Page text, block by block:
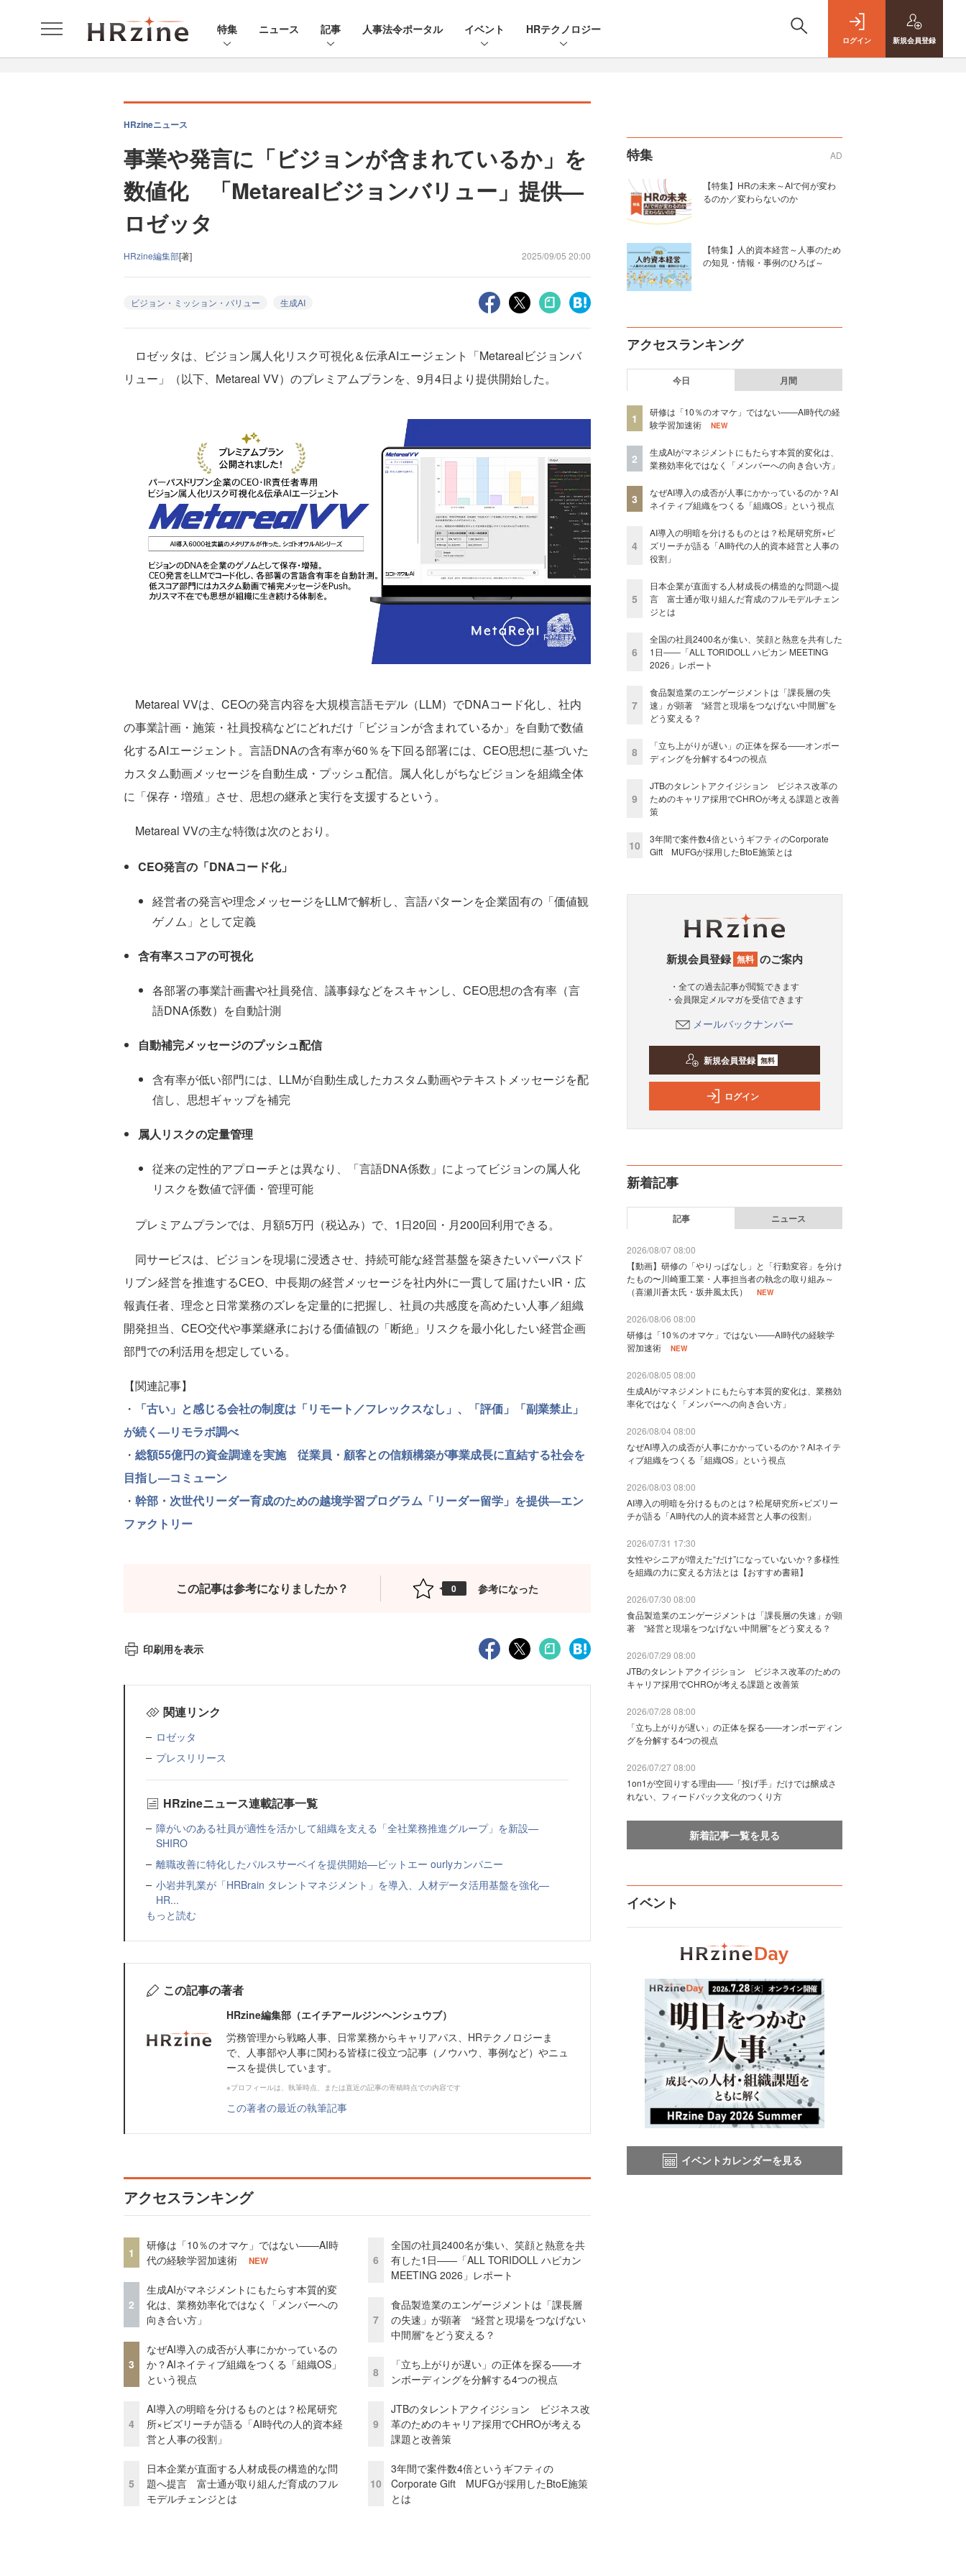
特集 ニュース 記事 人事法令ポータル イベント HRテクノロジー
ログイン 新規会員登録
HRzineニュース
事業や発言に「ビジョンが含まれているか」を
数値化 「Metarealビジョンバリュー」提供—
ロゼッタ
HRzine編集部[著] 2025/09/05 20:00
ビジョン・ミッション・バリュー 生成AI
ロゼッタは、ビジョン属人化リスク可視化＆伝承AIエージェント「Metarealビジョンバ
リュー」（以下、Metareal VV）のプレミアムプランを、9月4日より提供開始した。
Metareal VVは、CEOの発言内容を大規模言語モデル（LLM）でDNAコード化し、社内
の事業計画・施策・社員投稿などにどれだけ「ビジョンが含まれているか」を自動で数値
化するAIエージェント。言語DNAの含有率が60％を下回る部署には、CEO思想に基づいた
カスタム動画メッセージを自動生成・プッシュ配信。属人化しがちなビジョンを組織全体
に「保存・増殖」させ、思想の継承と実行を支援するという。
Metareal VVの主な特徴は次のとおり。
CEO発言の「DNAコード化」
経営者の発言や理念メッセージをLLMで解析し、言語パターンを企業固有の「価値観
ゲノム」として定義
含有率スコアの可視化
各部署の事業計画書や社員発信、議事録などをスキャンし、CEO思想の含有率（言
語DNA係数）を自動計測
自動補完メッセージのプッシュ配信
含有率が低い部門には、LLMが自動生成したカスタム動画やテキストメッセージを配
信し、思想ギャップを補完
属人リスクの定量管理
従来の定性的アプローチとは異なり、「言語DNA係数」によってビジョンの属人化
リスクを数値で評価・管理可能
プレミアムプランでは、月額5万円（税込み）で、1日20回・月200回利用できる。
同サービスは、ビジョンを現場に浸透させ、持続可能な経営基盤を築きたいパーパスド
リブン経営を推進するCEO、中長期の経営メッセージを社内外に一貫して届けたいIR・広
報責任者、理念と日常業務のズレを定量的に把握し、社員の共感度を高めたい人事／組織
開発担当、CEO交代や事業継承における価値観の「断絶」リスクを最小化したい経営企画
部門での利活用を想定している。
【関連記事】
・
「古い」と感じる会社の制度は「リモート／フレックスなし」、「評価」「副業禁止」
が続く—リモラボ調べ
・ 総額55億円の資金調達を実施 従業員・顧客との信頼構築が事業成長に直結する社会を
目指し—コミューン
・ 幹部・次世代リーダー育成のための越境学習プログラム「リーダー留学」を提供—エン
ファクトリー
この記事は参考になりましたか？ 0 参考になった
印刷用を表示
関連リンク
ロゼッタ
プレスリリース
HRzineニュース連載記事一覧
障がいのある社員が適性を活かして組織を支える「全社業務推進グループ」を新設—
SHIRO
離職改善に特化したパルスサーベイを提供開始—ビットエー ourlyカンパニー
小岩井乳業が「HRBrain タレントマネジメント」を導入、人材データ活用基盤を強化—
HR...
もっと読む
この記事の著者
HRzine編集部（エイチアールジンヘンシュウブ）
労務管理から戦略人事、日常業務からキャリアパス、HRテクノロジーま
で、人事部や人事に関わる皆様に役立つ記事（ノウハウ、事例など）やニュ
ースを提供しています。
※プロフィールは、執筆時点、または直近の記事の寄稿時点での内容です
この著者の最近の執筆記事
アクセスランキング
1
研修は「10％のオマケ」ではない——AI時
代の経験学習加速術
NEW
2
生成AIがマネジメントにもたらす本質的変
化は、業務効率化ではなく「メンバーへの
向き合い方」
3
なぜAI導入の成否が人事にかかっているの
か？AIネイティブ組織をつくる「組織OS」
という視点
4
AI導入の明暗を分けるものとは？松尾研究
所×ビズリーチが語る「AI時代の人的資本経
営と人事の役割」
5
日本企業が直面する人材成長の構造的な問
題へ提言 富士通が取り組んだ育成のフル
モデルチェンジとは
6
全国の社員2400名が集い、笑顔と熱意を共
有した1日――「ALL TORIDOLL ハピカン
MEETING 2026」レポート
7
食品製造業のエンゲージメントは「課長層
の失速」が顕著 “経営と現場をつなげない
中間層”をどう変える？
8
「立ち上がりが遅い」の正体を探る——オ
ンボーディングを分解する4つの視点
9
JTBのタレントアクイジション ビジネス改
革のためのキャリア採用でCHROが考える
課題と改善策
10
3年間で案件数4倍というギフティの
Corporate Gift MUFGが採用したBtoE施策
とは
特集 AD
【特集】HRの未来～AIで何が変わ
るのか／変わらないのか
【特集】人的資本経営～人事のため
の知見・情報・事例のひろば～
アクセスランキング
今日 月間
1
研修は「10％のオマケ」ではない——AI時代の経
験学習加速術
NEW
2
生成AIがマネジメントにもたらす本質的変化は、
業務効率化ではなく「メンバーへの向き合い方」
3
なぜAI導入の成否が人事にかかっているのか？AI
ネイティブ組織をつくる「組織OS」という視点
4
AI導入の明暗を分けるものとは？松尾研究所×ビ
ズリーチが語る「AI時代の人的資本経営と人事の
役割」
5
日本企業が直面する人材成長の構造的な問題へ提
言 富士通が取り組んだ育成のフルモデルチェン
ジとは
6
全国の社員2400名が集い、笑顔と熱意を共有した
1日――「ALL TORIDOLL ハピカン MEETING
2026」レポート
7
食品製造業のエンゲージメントは「課長層の失
速」が顕著 “経営と現場をつなげない中間層”を
どう変える？
8
「立ち上がりが遅い」の正体を探る——オンボー
ディングを分解する4つの視点
9
JTBのタレントアクイジション ビジネス改革の
ためのキャリア採用でCHROが考える課題と改善
策
10
3年間で案件数4倍というギフティのCorporate
Gift MUFGが採用したBtoE施策とは
新規会員登録 無料 のご案内
・全ての過去記事が閲覧できます
・会員限定メルマガを受信できます
メールバックナンバー
新規会員登録 無料
ログイン
新着記事
記事 ニュース
2026/08/07 08:00
【動画】研修の「やりっぱなし」と「行動変容」を分け
たもの〜川崎重工業・人事担当者の執念の取り組み～
（喜瀬川蒼太氏・坂井風太氏）
NEW
2026/08/06 08:00
研修は「10％のオマケ」ではない——AI時代の経験学
習加速術
NEW
2026/08/05 08:00
生成AIがマネジメントにもたらす本質的変化は、業務効
率化ではなく「メンバーへの向き合い方」
2026/08/04 08:00
なぜAI導入の成否が人事にかかっているのか？AIネイテ
ィブ組織をつくる「組織OS」という視点
2026/08/03 08:00
AI導入の明暗を分けるものとは？松尾研究所×ビズリー
チが語る「AI時代の人的資本経営と人事の役割」
2026/07/31 17:30
女性やシニアが増えた“だけ”になっていないか？多様性
を組織の力に変える方法とは【おすすめ書籍】
2026/07/30 08:00
食品製造業のエンゲージメントは「課長層の失速」が顕
著 “経営と現場をつなげない中間層”をどう変える？
2026/07/29 08:00
JTBのタレントアクイジション ビジネス改革のための
キャリア採用でCHROが考える課題と改善策
2026/07/28 08:00
「立ち上がりが遅い」の正体を探る——オンボーディン
グを分解する4つの視点
2026/07/27 08:00
1on1が空回りする理由——「投げ手」だけでは醸成さ
れない、フィードバック文化のつくり方
新着記事一覧を見る
イベント
イベントカレンダーを見る